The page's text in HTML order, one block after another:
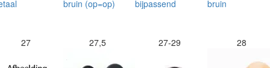
27 27,5 27-29 28